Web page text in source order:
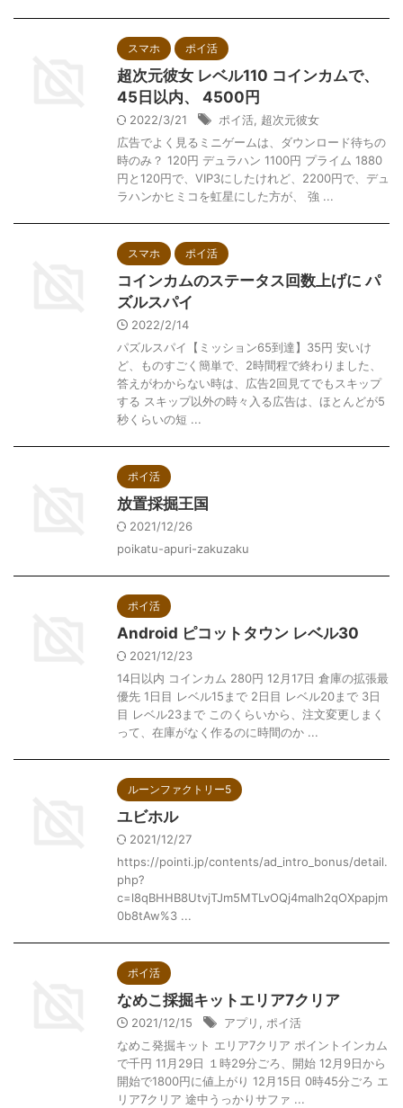
スマホ ポイ活
超次元彼女 レベル110 コインカムで、
45日以内、 4500円
2022/3/21 ポイ活, 超次元彼女
広告でよく見るミニゲームは、ダウンロード待ちの
時のみ？ 120円 デュラハン 1100円 プライム 1880
円と120円で、VIP3にしたけれど、2200円で、デュ
ラハンかヒミコを虹星にした方が、 強 ...
スマホ ポイ活
コインカムのステータス回数上げに パ
ズルスパイ
2022/2/14
パズルスパイ【ミッション65到達】35円 安いけ
ど、ものすごく簡単で、2時間程で終わりました、
答えがわからない時は、広告2回見てでもスキップ
する スキップ以外の時々入る広告は、ほとんどが5
秒くらいの短 ...
ポイ活
放置採掘王国
2021/12/26
poikatu-apuri-zakuzaku
ポイ活
Android ピコットタウン レベル30
2021/12/23
14日以内 コインカム 280円 12月17日 倉庫の拡張最
優先 1日目 レベル15まで 2日目 レベル20まで 3日
目 レベル23まで このくらいから、注文変更しまく
って、在庫がなく作るのに時間のか ...
ルーンファクトリー5
ユビホル
2021/12/27
https://pointi.jp/contents/ad_intro_bonus/detail.
php?
c=l8qBHHB8UtvjTJm5MTLvOQj4maIh2qOXpapjm
0b8tAw%3 ...
ポイ活
なめこ採掘キットエリア7クリア
2021/12/15 アプリ , ポイ活
なめこ発掘キット エリア7クリア ポイントインカム
で千円 11月29日 １時29分ごろ、開始 12月9日から
開始で1800円に値上がり 12月15日 0時45分ごろ エ
リア7クリア 途中うっかりサファ ...